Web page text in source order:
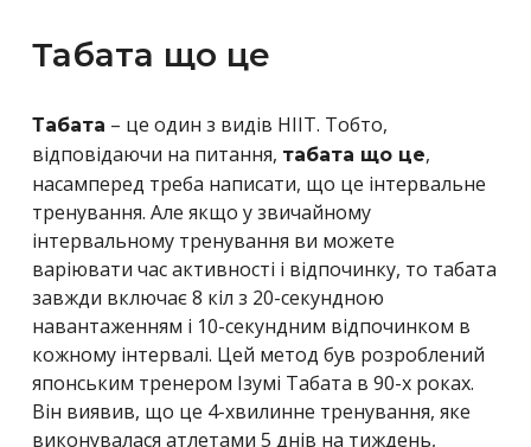
Табата що це
Табата – це один з видів HIIT. Тобто,
відповідаючи на питання, табата що це,
насамперед треба написати, що це інтервальне
тренування. Але якщо у звичайному
інтервальному тренування ви можете
варіювати час активності і відпочинку, то табата
завжди включає 8 кіл з 20-секундною
навантаженням і 10-секундним відпочинком в
кожному інтервалі. Цей метод був розроблений
японським тренером Ізумі Табата в 90-х роках.
Він виявив, що це 4-хвилинне тренування, яке
виконувалася атлетами 5 днів на тиждень,